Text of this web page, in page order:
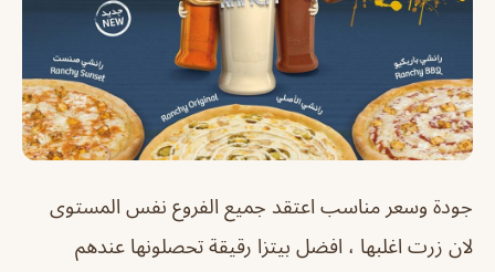
جودة وسعر مناسب اعتقد جميع الفروع نفس المستوى
لان زرت اغلبها ، افضل بيتزا رقيقة تحصلونها عندهم